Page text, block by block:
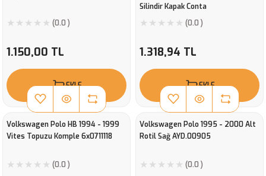
(0.0 )
1.150,00 TL
EKLE
Silindir Kapak Conta
(0.0 )
1.318,94 TL
EKLE
Volkswagen Polo HB 1994 - 1999
Vites Topuzu Komple 6x0711118
(0.0 )
Volkswagen Polo 1995 - 2000 Alt
Rotil Sağ AYD.00905
(0.0 )